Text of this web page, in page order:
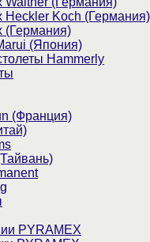
Heckler Koch (Германия)
(Германия)
(Япония)
Hammerly
(Франция)
PYRAMEX